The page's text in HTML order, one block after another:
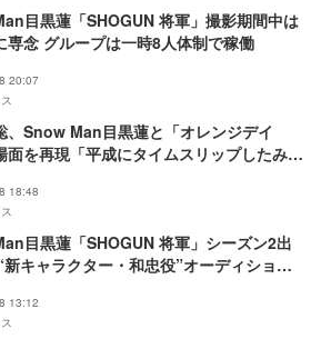
目黒蓮「SHOGUN 将軍」撮影期間中は
専念 グループは一時8人体制で稼働
20:07
、Snow Man目黒蓮と「オレンジデイ
面を再現「平成にタイムスリップしたみた
18:48
目黒蓮「SHOGUN 将軍」シーズン2出
キャラクター・和忠役”オーディション
13:12